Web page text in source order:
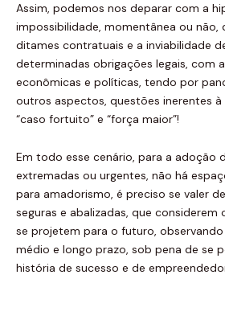
Assim, podemos nos deparar com a
impossibilidade, momentânea ou não,
ditames contratuais e a inviabilidade
determinadas obrigações legais, com
econômicas e políticas, tendo por
outros aspectos, questões inerentes
“caso fortuito” e “força maior”!
Em todo esse cenário, para a adoção
extremadas ou urgentes, não há
para amadorismo, é preciso se valer
seguras e abalizadas, que
se projetem para o futuro,
médio e longo prazo, sob pena de se
história de sucesso e de